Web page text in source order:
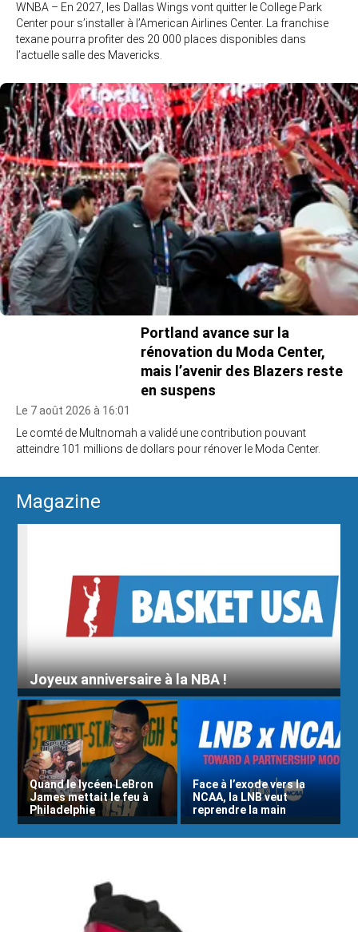
WNBA – En 2027, les Dallas Wings vont quitter le College Park
Center pour s’installer à l’American Airlines Center. La franchise
texane pourra profiter des 20 000 places disponibles dans
l’actuelle salle des Mavericks.
Portland avance sur la
rénovation du Moda Center,
mais l’avenir des Blazers reste
en suspens
Le 7 août 2026 à 16:01
Le comté de Multnomah a validé une contribution pouvant
atteindre 101 millions de dollars pour rénover le Moda Center.
Magazine
Joyeux anniversaire à la NBA !
Quand le lycéen LeBron
James mettait le feu à
Philadelphie
Face à l’exode vers la
NCAA, la LNB veut
reprendre la main